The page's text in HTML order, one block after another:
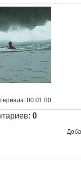
: 00:01:00
:0